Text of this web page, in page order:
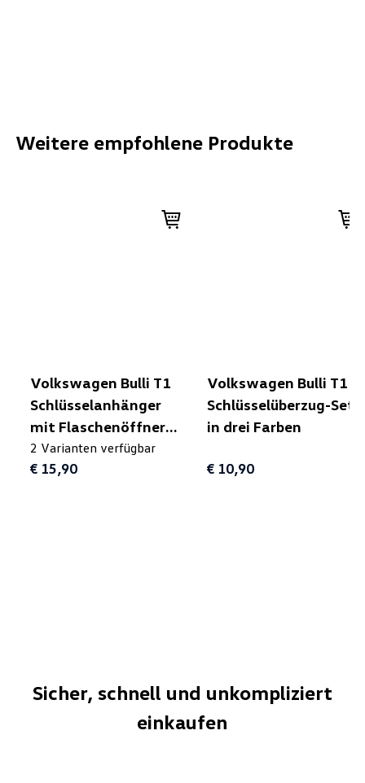
Weitere empfohlene Produkte
Volkswagen Bulli T1
Schlüsselanhänger
mit Flaschenöffner,
rot
2 Varianten verfügbar
€ 15,90
Volkswagen Bulli T1
Schlüsselüberzug-Set
in drei Farben
€ 10,90
Sicher, schnell und unkompliziert
einkaufen